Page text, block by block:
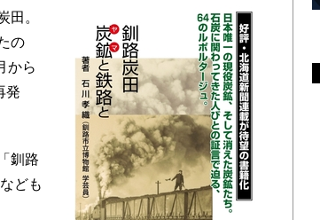
田。
の
から
発
釧路
ども